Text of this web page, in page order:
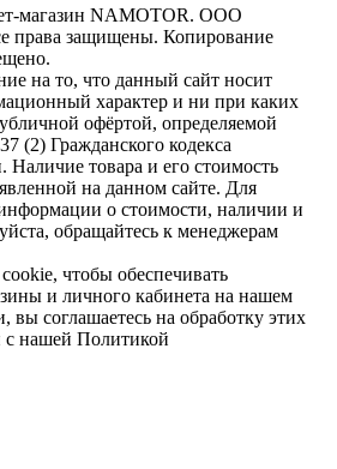
магазин NAMOTOR. ООО
права защищены. Копирование
на то, что данный сайт носит
характер и ни при каких
офёртой, определяемой
(2) Гражданского кодекса
товара и его стоимость
на данном сайте. Для
о стоимости, наличии и
обращайтесь к менеджерам
чтобы обеспечивать
и личного кабинета на нашем
вы соглашаетесь на обработку этих
с нашей Политикой